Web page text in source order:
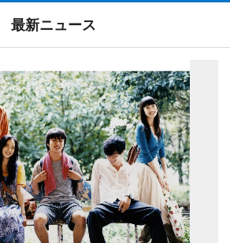
最新ニュース